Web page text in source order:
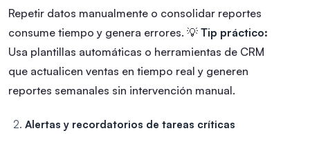
Repetir datos manualmente o consolidar reportes
consume tiempo y genera errores. 💡 Tip práctico:
Usa plantillas automáticas o herramientas de CRM
que actualicen ventas en tiempo real y generen
reportes semanales sin intervención manual.
Alertas y recordatorios de tareas críticas